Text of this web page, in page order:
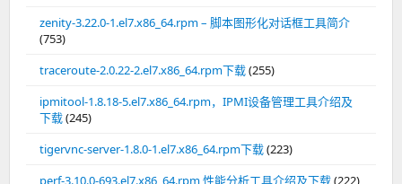
zenity-3.22.0-1.el7.x86_64.rpm – 脚本图形化对话框工具简介
(753)
traceroute-2.0.22-2.el7.x86_64.rpm下载(255)
ipmitool-1.8.18-5.el7.x86_64.rpm，IPMI设备管理工具介绍及
下载(245)
tigervnc-server-1.8.0-1.el7.x86_64.rpm下载(223)
perf-3.10.0-693.el7.x86_64.rpm,性能分析工具介绍及下载(222)